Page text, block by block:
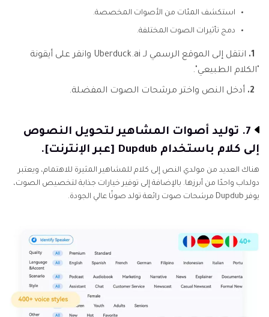
استكشف المئات من الأصوات المخصصة.
دمج تأثيرات الصوت المختلفة.
1.
انتقل إلى الموقع الرسمي لـ Uberduck.ai وانقر على أيقونة
"الكلام الطبيعي".
2. أدخل النص واختر مرشحات الصوت المفضلة.
7. توليد أصوات المشاهير لتحويل النصوص
إلى كلام باستخدام Dupdub [عبر الإنترنت].
هناك العديد من مولدي النص إلى كلام للمشاهير المثيرة للاهتمام، ويعتبر
دولداب واحدًا من أبرزها. بالإضافة إلى توفير خيارات جذابة لتخصيص الصوت،
يوفر Dupdub مرشحات صوت رائعة تولد صوتًا عالي الجودة.